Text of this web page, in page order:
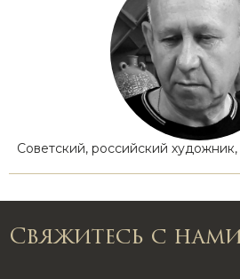
Советский, российский
Свяжитесь с